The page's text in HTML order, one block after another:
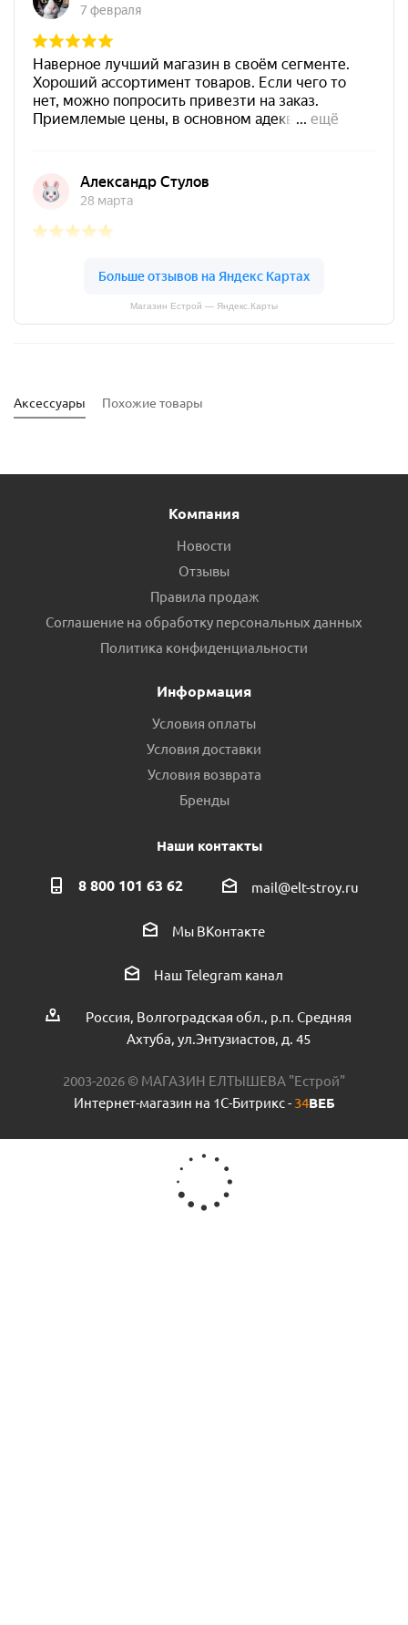
Магазин Естрой — Яндекс.Карты
Аксессуары Похожие товары
Есть в наличии (13)
Труба ПНД техническая 50 пр.Россия
Есть в наличии (35)
Муфта аксиальная MVI 16х3/4 с накидной гайкой пр.КНР
Компания
Новости
Отзывы
Правила продаж
Соглашение на обработку персональных данных
Политика конфиденциальности
Информация
Условия оплаты
Условия доставки
Условия возврата
Бренды
Наши контакты
8 800 101 63 62 mail@elt-stroy.ru
Мы ВКонтакте
Наш Telegram канал
Россия, Волгоградская обл., р.п. Средняя
Ахтуба, ул.Энтузиастов, д. 45
2003-2026 © МАГАЗИН ЕЛТЫШЕВА "Естрой"
Интернет-магазин на 1С-Битрикс - 34ВЕБ